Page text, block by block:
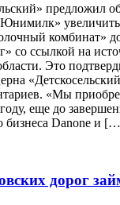
предложил
Юнимилк»
комбинат»
со ссылкой на
Это
«Мы
еще до
бизнеса Danone и
дорог